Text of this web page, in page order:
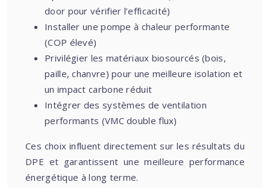
door pour vérifier l’efficacité)
Installer une pompe à chaleur performante
(COP élevé)
Privilégier les matériaux biosourcés (bois,
paille, chanvre) pour une meilleure isolation et
un impact carbone réduit
Intégrer des systèmes de ventilation
performants (VMC double flux)
Ces choix influent directement sur les résultats du
DPE et garantissent une meilleure performance
énergétique à long terme.